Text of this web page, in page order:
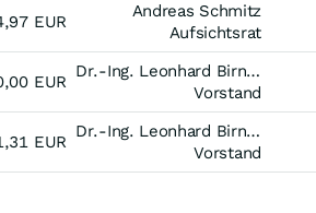
EUR
Andreas Schmitz
Aufsichtsrat
EUR
Dr.-Ing. Leonhard Birnbaum
Vorstand
EUR
Dr.-Ing. Leonhard Birnbaum
Vorstand